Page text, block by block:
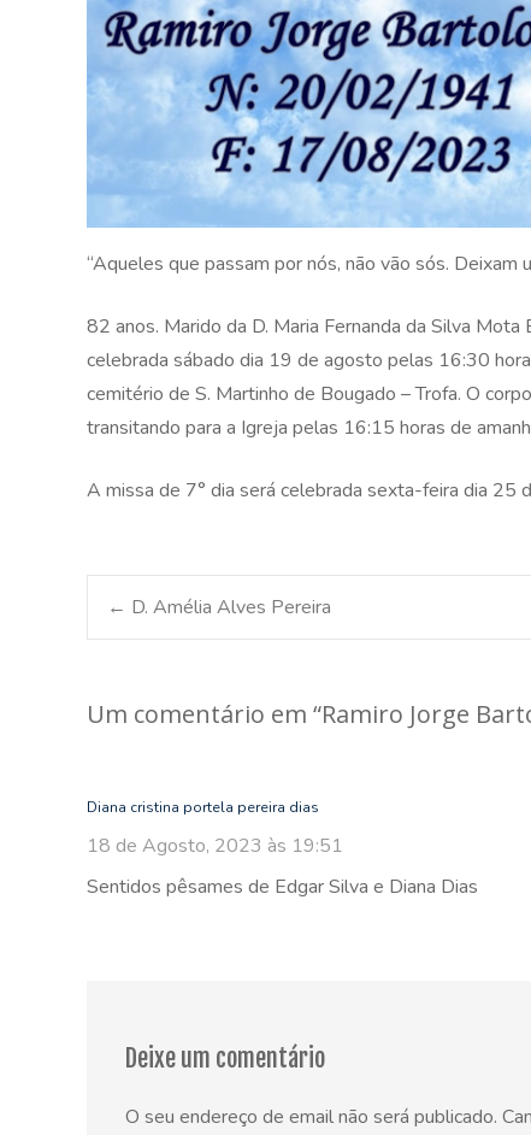
“Aqueles que passam por nós, não vão sós. Deixam
82 anos. Marido da D. Maria Fernanda da Silva
celebrada sábado dia 19 de agosto pelas 16:30
cemitério de S. Martinho de Bougado – Trofa. O
transitando para a Igreja pelas 16:15 horas de
A missa de 7° dia será celebrada sexta-feira dia 25
Post
navigation
← D. Amélia Alves Pereira
Um comentário em “Ramiro Jorge
Diana cristina portela pereira dias
18 de Agosto, 2023 às 19:51
Sentidos pêsames de Edgar Silva e Diana Dias
Deixe um comentário
O seu endereço de email não será publicado.